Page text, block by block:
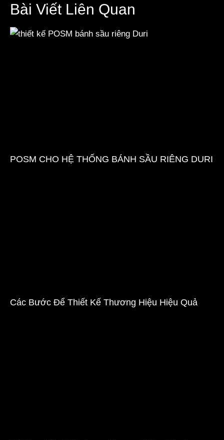
Bài Viết Liên Quan
POSM CHO HỆ THỐNG BÁNH SẦU RIÊNG DURI
Các Bước Để Thiết Kế Thương Hiệu Hiệu Quả